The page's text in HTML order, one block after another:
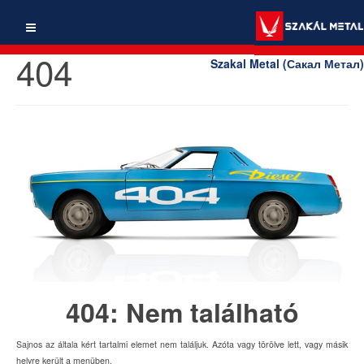
Szakal Metal (Сакал Метал)
404
404: Nem található
Sajnos az általa kért tartalmi elemet nem találjuk. Azóta vagy törölve lett, vagy másik
helyre került a menüben.